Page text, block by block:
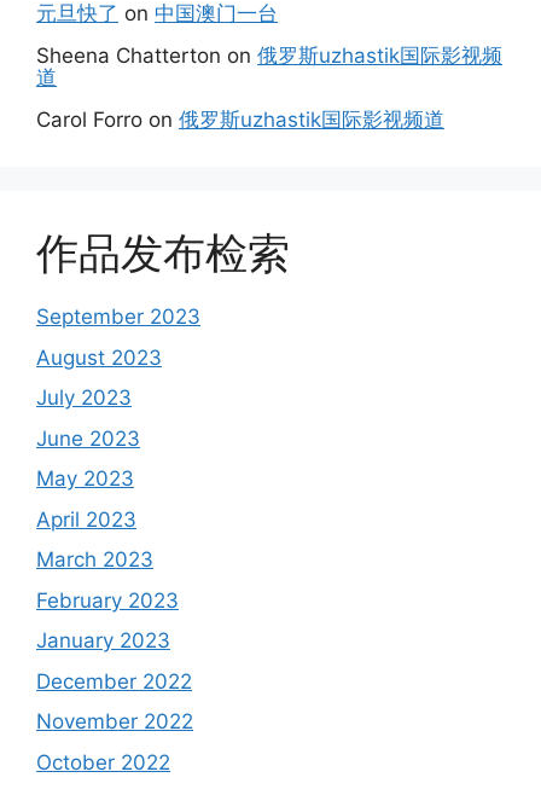
元旦快了 on 中国澳门一台
Sheena Chatterton on 俄罗斯uzhastik国际影视频
道
Carol Forro on 俄罗斯uzhastik国际影视频道
作品发布检索
September 2023
August 2023
July 2023
June 2023
May 2023
April 2023
March 2023
February 2023
January 2023
December 2022
November 2022
October 2022